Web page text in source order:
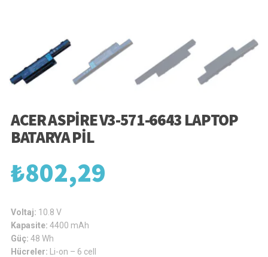
ACER ASPIRE V3-571-6643 LAPTOP
BATARYA PIL
₺802,29
Voltaj: 10.8 V
Kapasite: 4400 mAh
Güç: 48 Wh
Hücreler:
Li-on – 6 cell